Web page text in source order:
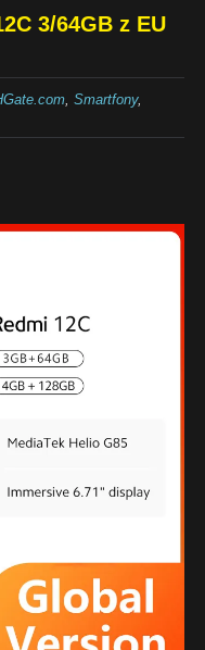
3/64GB z EU
, Smartfony,